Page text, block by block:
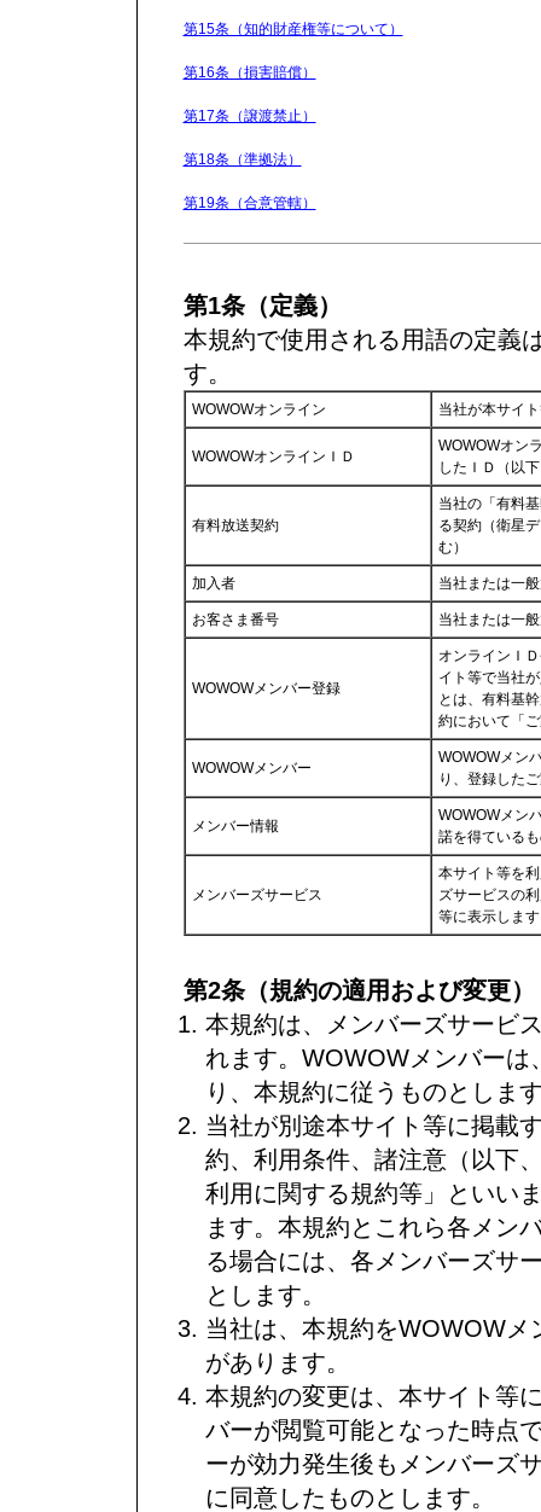
第15条（知的財産権等について）
第16条（損害賠償）
第17条（譲渡禁止）
第18条（準拠法）
第19条（合意管轄）
第1条（定義）
本規約で使用される用語の定義
す。
WOWOWオンライン 当社が本サイ
WOWOWオンラインＩＤ
WOWOWオン
したＩＤ（以
有料放送契約
当社の「有料
る契約（衛星
む）
加入者 当社または一
お客さま番号 当社または一
WOWOWメンバー登録
オンラインＩ
イト等で当社
とは、有料基
約において「
WOWOWメンバー
WOWOWメン
り、登録した
メンバー情報
WOWOWメン
諾を得ている
メンバーズサービス
本サイト等を
ズサービスの
等に表示しま
第2条（規約の適用および変更）
本規約は、メンバーズサービ
れます。WOWOWメンバー
り、本規約に従うものとしま
当社が別途本サイト等に掲載
約、利用条件、諸注意（以下
利用に関する規約等」といい
ます。本規約とこれら各メン
る場合には、各メンバーズサ
とします。
当社は、本規約をWOWOW
があります。
本規約の変更は、本サイト等
バーが閲覧可能となった時点
ーが効力発生後もメンバーズ
に同意したものとします。